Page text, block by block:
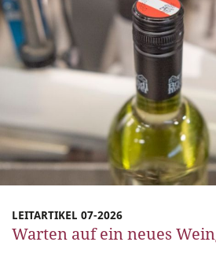
LEITARTIKEL 07-2026
Warten auf ein neues